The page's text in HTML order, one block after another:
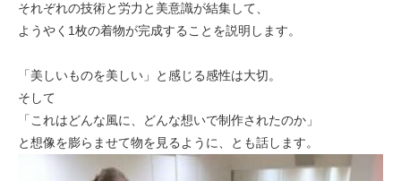
それぞれの技術と労力と美意識が結集して、
ようやく1枚の着物が完成することを説明します。
「美しいものを美しい」と感じる感性は大切。
そして
「これはどんな風に、どんな想いで制作されたのか」
と想像を膨らませて物を見るように、とも話します。